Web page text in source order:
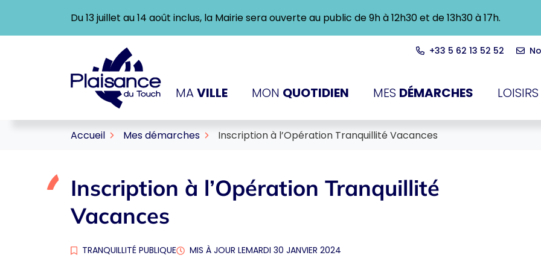
contenu
Du 13 juillet au 14 août inclus, la Mairie sera ouverte au public de 9h à 12h30 et de 13h30 à 17h.
+33 5 62 13 52 52
Logo Ville de Plaisance-du-Touch
MAVILLE MON QUOTIDIEN MES DÉMARCHES LOISIRS
Accueil Mes démarches Inscription à l’Opération Tranquillité Vacances
Inscription à l’Opération Tranquillité
Vacances
TRANQUILLITÉ PUBLIQUE MIS À JOUR LEMARDI 30 JANVIER 2024